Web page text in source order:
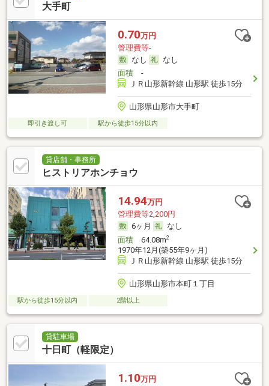
大手町
0.70万円
管理費等-
なし
なし
面積-
ＪＲ山形新幹線 山形駅 徒歩15分
山形県山形市大手町
即引き渡し可 駅から徒歩15分以内
貸店舗・事務所
ヒストリアホンチョウ
14.94万円
管理費等2,200円
6ヶ月
なし
面積64.08m2
1970年12月(築55年9ヶ月)
ＪＲ山形新幹線 山形駅 徒歩15分
山形県山形市本町１丁目
駅から徒歩15分以内 2階以上
貸駐車場
十日町（軽限定）
1.10万円